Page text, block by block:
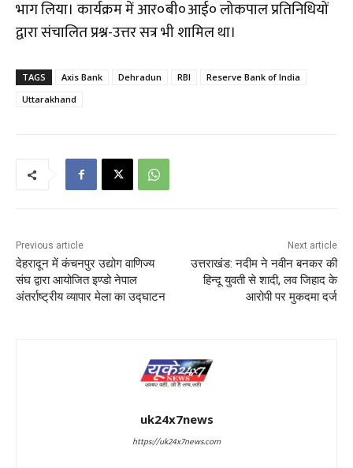
भाग लिया। कार्यक्रम में आर०बी०आई० लोकपाल प्रतिनिधियों
द्वारा संचालित प्रश्न-उत्तर सत्र भी शामिल था।
TAGS Axis Bank Dehradun RBI
Reserve Bank of India
Uttarakhand
Previous article
देहरादून में कंचनपुर उद्योग वाणिज्य
संघ द्वारा आयोजित इण्डो नेपाल
अंतर्राष्ट्रीय व्यापार मेला का उद्घाटन
Next article
उत्तराखंड: नदीम ने नवीन बनकर की
हिन्दू युवती से शादी, लव जिहाद के
आरोपी पर मुकदमा दर्ज
uk24x7news
https://uk24x7news.com